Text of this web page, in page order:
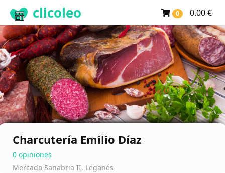
0 0.00 €
clicoleo
Charcutería Emilio Díaz
0 opiniones
Mercado Sanabria II, Leganés